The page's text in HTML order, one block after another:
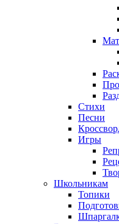
Стихи
Песни
Игры
Школьникам
Топики